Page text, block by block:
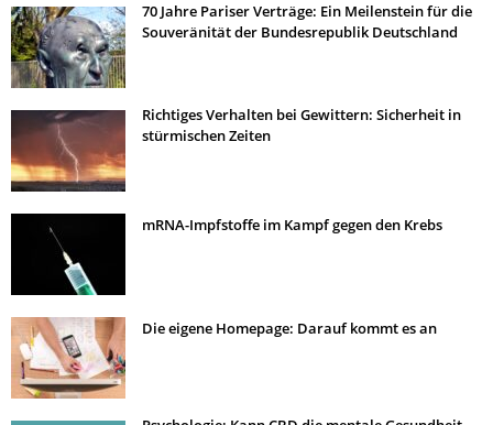
70 Jahre Pariser Verträge: Ein Meilenstein für die
Souveränität der Bundesrepublik Deutschland
Richtiges Verhalten bei Gewittern: Sicherheit in
stürmischen Zeiten
mRNA-Impfstoffe im Kampf gegen den Krebs
Die eigene Homepage: Darauf kommt es an